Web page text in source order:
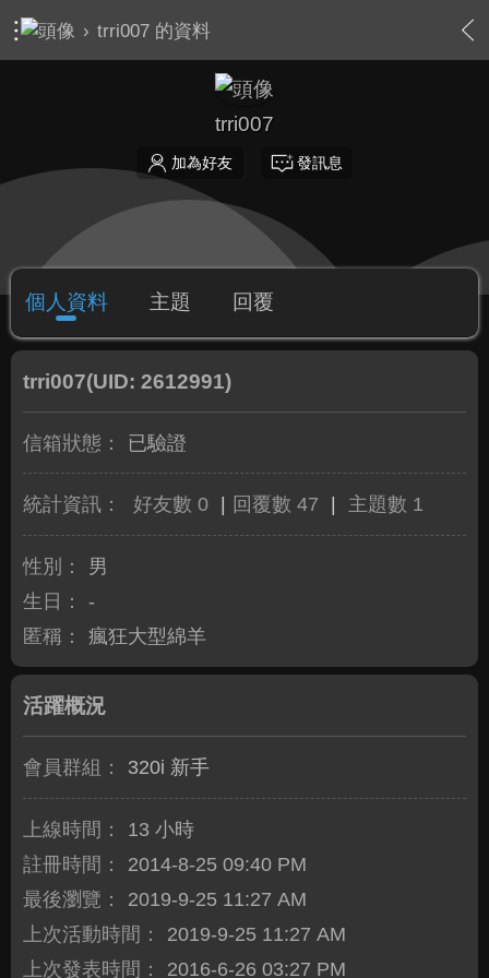
› trri007 的資料
trri007
加為好友 發訊息
個人資料 主題 回覆
trri007(UID: 2612991)
信箱狀態： 已驗證
統計資訊： 好友數 0 回覆數 47 主題數 1
性別：
男
生日：
-
匿稱：
瘋狂大型綿羊
活躍概況
會員群組： 320i 新手
上線時間：
13 小時
註冊時間：
2014-8-25 09:40 PM
最後瀏覽：
2019-9-25 11:27 AM
上次活動時間：
2019-9-25 11:27 AM
上次發表時間：
2016-6-26 03:27 PM